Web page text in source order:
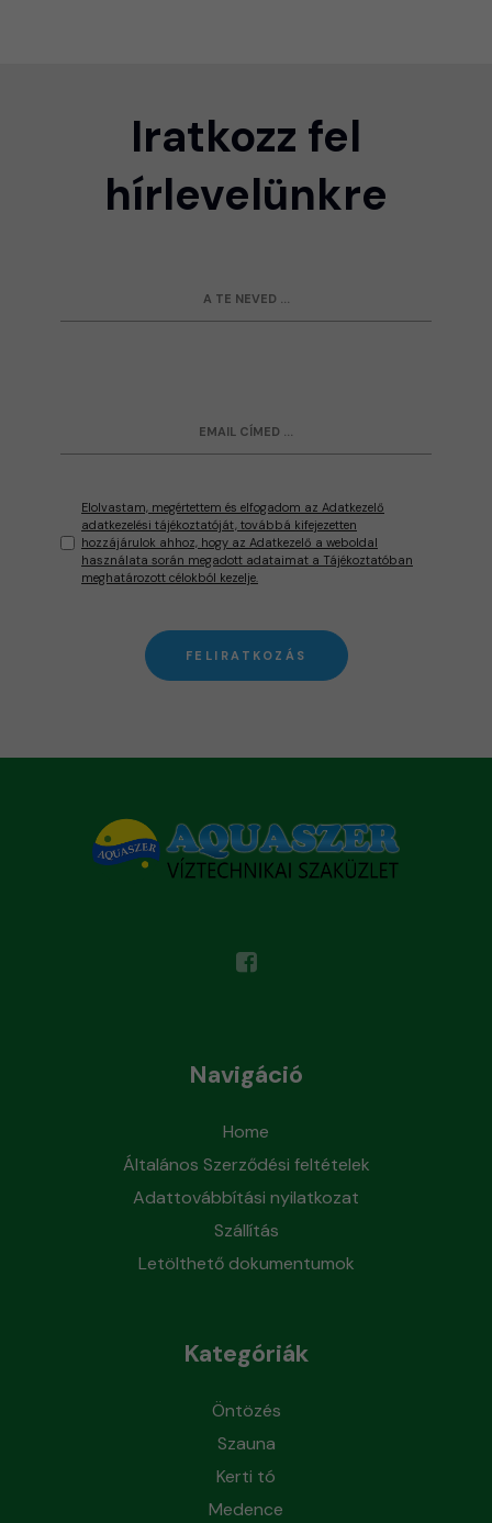
Iratkozz fel
hírlevelünkre
Elolvastam, megértettem és elfogadom az Adatkezelő
adatkezelési tájékoztatóját, továbbá kifejezetten
hozzájárulok ahhoz, hogy az Adatkezelő a weboldal
használata során megadott adataimat a Tájékoztatóban
meghatározott célokból kezelje.
FELIRATKOZÁS
Navigáció
Home
Általános Szerződési feltételek
Adattovábbítási nyilatkozat
Szállítás
Letölthető dokumentumok
Kategóriák
Öntözés
Szauna
Kerti tó
Medence